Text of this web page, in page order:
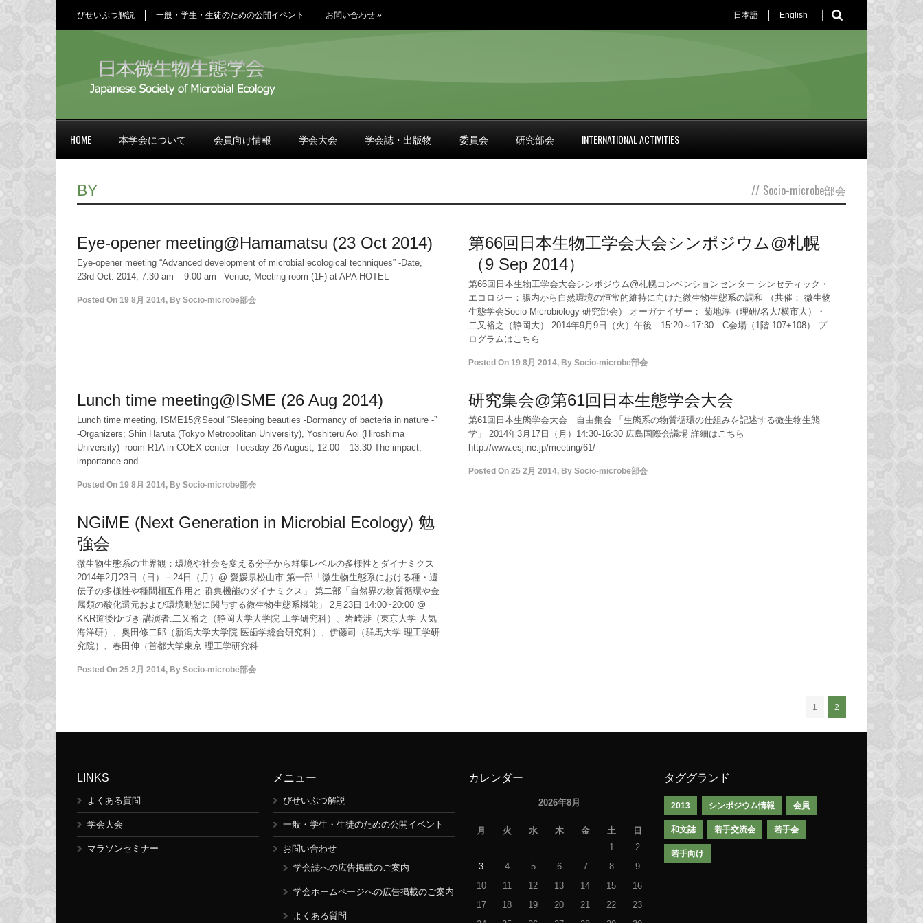
びせいぶつ解説 一般・学生・生徒のための公開イベント お問い合わせ » 日本語 English
HOME 本学会について 会員向け情報 学会大会 学会誌・出版物 委員会 研究部会 INTERNATIONAL ACTIVITIES
BY // Socio-microbe部会
Eye-opener meeting@Hamamatsu (23 Oct 2014)
Eye-opener meeting “Advanced development of microbial ecological techniques” -Date,
23rd Oct. 2014, 7:30 am – 9:00 am –Venue, Meeting room (1F) at APA HOTEL
Posted On 19 8月 2014, By Socio-microbe部会
第66回日本生物工学会大会シンポジウム@札幌
（9 Sep 2014）
第66回日本生物工学会大会シンポジウム@札幌コンベンションセンター シンセティック・
エコロジー：腸内から自然環境の恒常的維持に向けた微生物生態系の調和 （共催： 微生物
生態学会Socio-Microbiology 研究部会） オーガナイザー： 菊地淳（理研/名大/横市大）・
二又裕之（静岡大） 2014年9月9日（火）午後 15:20～17:30 C会場（1階 107+108） プ
ログラムはこちら
Posted On 19 8月 2014, By Socio-microbe部会
Lunch time meeting@ISME (26 Aug 2014)
Lunch time meeting, ISME15@Seoul “Sleeping beauties -Dormancy of bacteria in nature -”
-Organizers; Shin Haruta (Tokyo Metropolitan University), Yoshiteru Aoi (Hiroshima
University) -room R1A in COEX center -Tuesday 26 August, 12:00 – 13:30 The impact,
importance and
Posted On 19 8月 2014, By Socio-microbe部会
研究集会@第61回日本生態学会大会
第61回日本生態学会大会 自由集会 「生態系の物質循環の仕組みを記述する微生物生態
学」 2014年3月17日（月）14:30-16:30 広島国際会議場 詳細はこちら
http://www.esj.ne.jp/meeting/61/
Posted On 25 2月 2014, By Socio-microbe部会
NGiME (Next Generation in Microbial Ecology) 勉
強会
微生物生態系の世界観：環境や社会を変える分子から群集レベルの多様性とダイナミクス
2014年2月23日（日）－24日（月）@ 愛媛県松山市 第一部「微生物生態系における種・遺
伝子の多様性や種間相互作用と 群集機能のダイナミクス」 第二部「自然界の物質循環や金
属類の酸化還元および環境動態に関与する微生物生態系機能」 2月23日 14:00~20:00 @
KKR道後ゆづき 講演者:二又裕之（静岡大学大学院 工学研究科）、岩崎渉（東京大学 大気
海洋研）、奥田修二郎（新潟大学大学院 医歯学総合研究科）、伊藤司（群馬大学 理工学研
究院）、春田伸（首都大学東京 理工学研究科
Posted On 25 2月 2014, By Socio-microbe部会
1 2
LINKS
よくある質問
学会大会
マラソンセミナー
メニュー
びせいぶつ解説
一般・学生・生徒のための公開イベント
お問い合わせ
学会誌への広告掲載のご案内
学会ホームページへの広告掲載のご案内
よくある質問
カレンダー
2026年8月
月 火 水 木 金 土
日
1
2
3
4 5 6 7 8
9
10
11 12 13 14 15
16
17
18 19 20 21 22
23
タググランド
2013 シンポジウム情報 会員
和文誌 若手交流会 若手会
若手向け